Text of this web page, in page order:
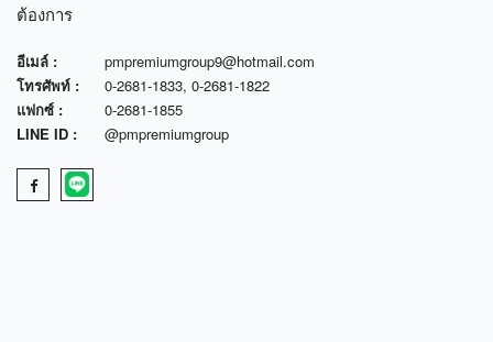
ต้องการ
อีเมล์ :
pmpremiumgroup9@hotmail.com
โทรศัพท์ :
0-2681-1833, 0-2681-1822
แฟกซ์ :
0-2681-1855
LINE ID :
@pmpremiumgroup